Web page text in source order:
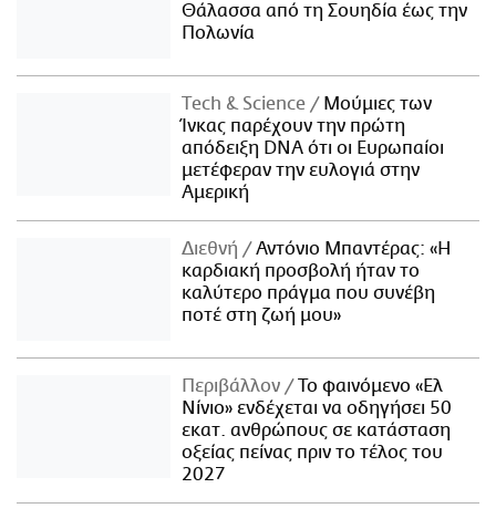
Θάλασσα από τη Σουηδία έως την
Πολωνία
Τech & Science
Μούμιες των
Ίνκας παρέχουν την πρώτη
απόδειξη DNA ότι οι Ευρωπαίοι
μετέφεραν την ευλογιά στην
Αμερική
Διεθνή
Αντόνιο Μπαντέρας: «Η
καρδιακή προσβολή ήταν το
καλύτερο πράγμα που συνέβη
ποτέ στη ζωή μου»
Περιβάλλον
Το φαινόμενο «Ελ
Νίνιο» ενδέχεται να οδηγήσει 50
εκατ. ανθρώπους σε κατάσταση
οξείας πείνας πριν το τέλος του
2027